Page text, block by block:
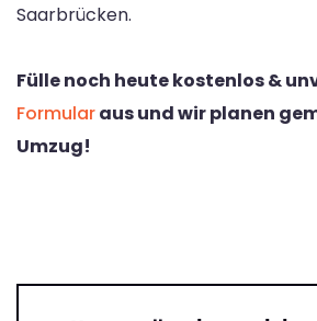
Saarbrücken.
Fülle noch heute kostenlos &
Formularaus und wir planen
Umzug!